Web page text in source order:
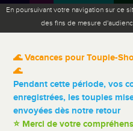
En poursuivant votre navigation sur ce
des fins de mesure
🌊 Vacances pour Toupie-
🌊
Pendant cette période, vos
enregistrées, les toupies
envoyées dès notre retour
⭐ Merci de votre